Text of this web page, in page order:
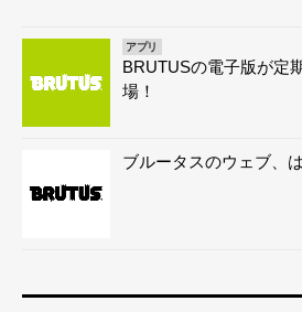
アプリ
BRUTUSの電子版が定
場！
ブルータスのウェブ、